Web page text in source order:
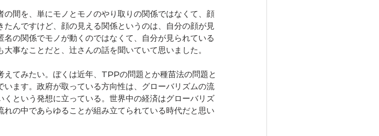
間を、単にモノとモノのやり取りの関係ではなくて、顔
んですけど、顔の見える関係というのは、自分の顔が見
の関係でモノが動くのではなくて、自分が見られている
事なことだと、辻さんの話を聞いていて思いました。
てみたい。ぼくは近年、TPPの問題とか種苗法の問題と
ます。政府が取っている方向性は、グローバリズムの流
という発想に立っている。世界中の経済はグローバリズ
の中であらゆることが組み立てられている時代だと思い